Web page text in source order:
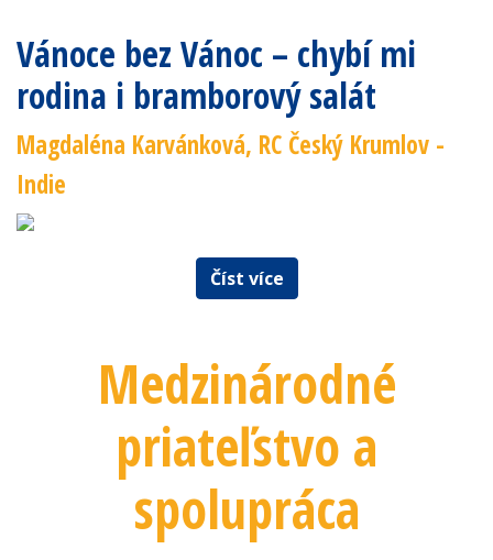
Vánoce bez Vánoc – chybí mi
rodina i bramborový salát
Magdaléna Karvánková, RC Český Krumlov -
Indie
Číst více
Medzinárodné
priateľstvo a
spolupráca